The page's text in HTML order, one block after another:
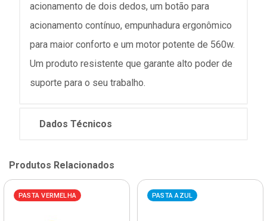
acionamento de dois dedos, um botão para
acionamento contínuo, empunhadura ergonômico
para maior conforto e um motor potente de 560w.
Um produto resistente que garante alto poder de
suporte para o seu trabalho.
Dados Técnicos
Produtos Relacionados
PASTA VERMELHA PASTA AZUL